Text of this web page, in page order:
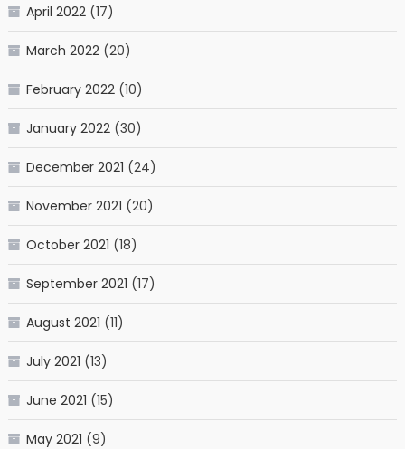
April 2022(17)
March 2022(20)
February 2022(10)
January 2022(30)
December 2021 (24)
November 2021 (20)
October 2021 (18)
September 2021 (17)
August 2021 (11)
July 2021 (13)
June 2021 (15)
May 2021 (9)